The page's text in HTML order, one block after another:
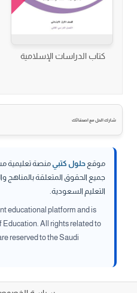
كتاب الدراسات الإسلامية
شارك الحل مع اصدقائك
موقع حلول كتبيمنصة تعليمية
جميع الحقوق المتعلقة بالمناهج
التعليم السعودية.
educational platform and is
All rights related to
reserved to the Saudi